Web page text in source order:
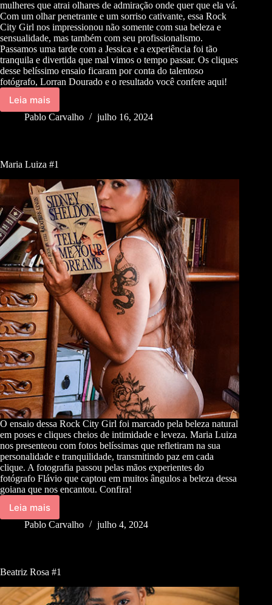
mulheres que atrai olhares de admiração onde quer que ela vá.
Com um olhar penetrante e um sorriso cativante, essa Rock
City Girl nos impressionou não somente com sua beleza e
sensualidade, mas também com seu profissionalismo.
Passamos uma tarde com a Jessica e a experiência foi tão
tranquila e divertida que mal vimos o tempo passar. Os cliques
desse belíssimo ensaio ficaram por conta do talentoso
fotógrafo, Lorran Dourado e o resultado você confere aqui!
Leia mais
Pablo Carvalho julho 16, 2024
Maria Luiza #1
O ensaio dessa Rock City Girl foi marcado pela beleza natural
em poses e cliques cheios de intimidade e leveza. Maria Luiza
nos presenteou com fotos belíssimas que refletiram na sua
personalidade e tranquilidade, transmitindo paz em cada
clique. A fotografia passou pelas mãos experientes do
fotógrafo Flávio que captou em muitos ângulos a beleza dessa
goiana que nos encantou. Confira!
Leia mais
Pablo Carvalho julho 4, 2024
Beatriz Rosa #1